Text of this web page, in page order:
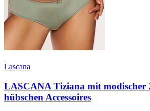
Lascana
LASCANA Tiziana mit modischer
hübschen Accessoires